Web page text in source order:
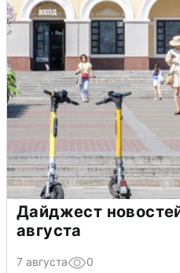
Дайджест
августа
7 августа 0